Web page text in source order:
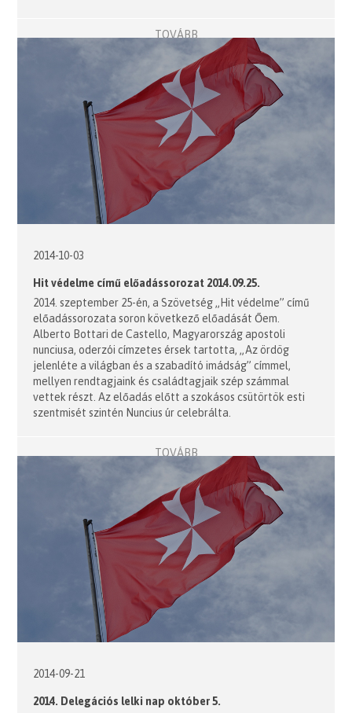
TOVÁBB
2014-10-03
Hit védelme című előadássorozat 2014.09.25.
2014. szeptember 25-én, a Szövetség „Hit védelme” című
előadássorozata soron következő előadását Őem.
Alberto Bottari de Castello, Magyarország apostoli
nunciusa, oderzói címzetes érsek tartotta, „Az ördög
jelenléte a világban és a szabadító imádság” címmel,
mellyen rendtagjaink és családtagjaik szép számmal
vettek részt. Az előadás előtt a szokásos csütörtök esti
szentmisét szintén Nuncius úr celebrálta.
TOVÁBB
2014-09-21
2014. Delegációs lelki nap október 5.